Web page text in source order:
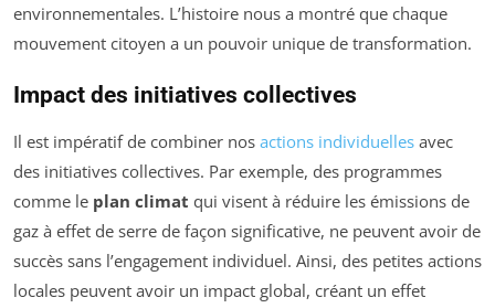
environnementales. L’histoire nous a montré que chaque
mouvement citoyen a un pouvoir unique de transformation.
Impact des initiatives collectives
Il est impératif de combiner nos actions individuelles avec
des initiatives collectives. Par exemple, des programmes
comme le plan climat qui visent à réduire les émissions de
gaz à effet de serre de façon significative, ne peuvent avoir de
succès sans l’engagement individuel. Ainsi, des petites actions
locales peuvent avoir un impact global, créant un effet